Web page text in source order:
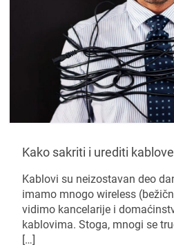
Kako sakriti i urediti
Kablovi su neizostavan deo
imamo mnogo wireless
vidimo kancelarije i
kablovima. Stoga, mnogi se
[…]